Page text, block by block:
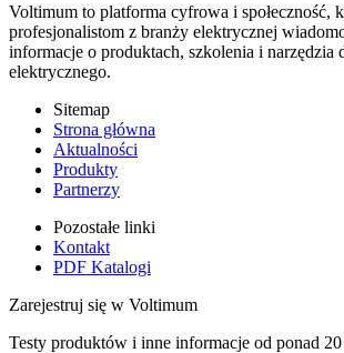
Voltimum to platforma cyfrowa i społeczność,
profesjonalistom z branży elektrycznej
informacje o produktach, szkolenia i narzędzia
elektrycznego.
Sitemap
Strona główna
Aktualności
Produkty
Partnerzy
Pozostałe linki
Kontakt
PDF Katalogi
Zarejestruj się w Voltimum
Testy produktów i inne informacje od ponad